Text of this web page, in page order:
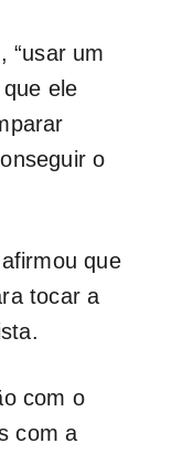
“usar um
ele
o
que
tocar a
com o
com a